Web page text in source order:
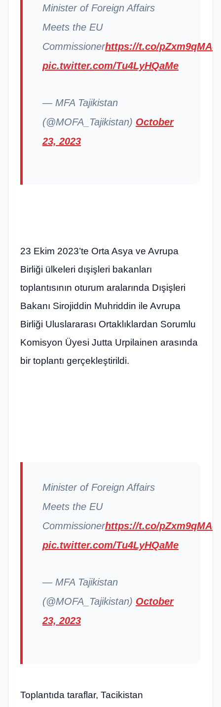
Minister of Foreign Affairs
Meets the EU
Commissionerhttps://t.co/
pic.twitter.com/Tu4LyHQaMe
— MFA Tajikistan
(@MOFA_Tajikistan) October
23, 2023
23 Ekim 2023’te Orta Asya ve Avrupa
Birliği ülkeleri dışişleri bakanları
toplantısının oturum aralarında Dışişleri
Bakanı Sirojiddin Muhriddin ile Avrupa
Birliği Uluslararası Ortaklıklardan Sorumlu
Komisyon Üyesi Jutta Urpilainen arasında
bir toplantı gerçekleştirildi.
Minister of Foreign Affairs
Meets the EU
Commissionerhttps://t.co/
pic.twitter.com/Tu4LyHQaMe
— MFA Tajikistan
(@MOFA_Tajikistan) October
23, 2023
Toplantıda taraflar, Tacikistan